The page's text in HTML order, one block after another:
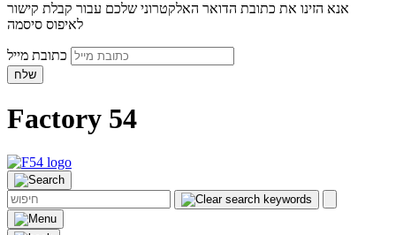
אנא הזינו את כתובת הדואר האלקטרוני שלכם עבור קבלת קישור
לאיפוס סיסמה
שלח
Factory 54